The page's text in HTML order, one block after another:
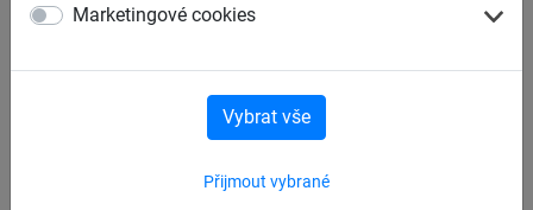
Marketingové cookies
Přijmout vybrané
Vybrat vše